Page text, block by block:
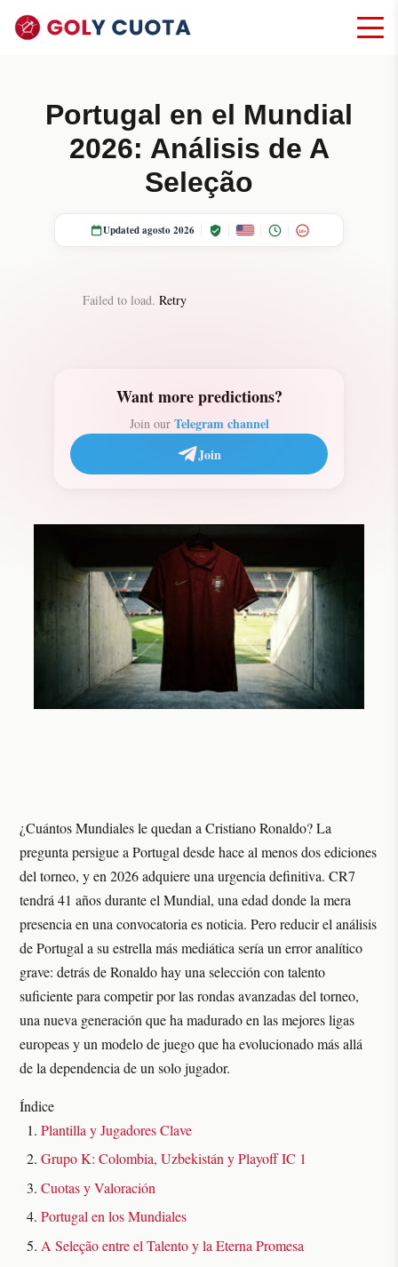
Portugal en el Mundial
2026: Análisis de A
Seleção
Updated agosto 2026 18+
Failed to load. Retry
Want more predictions?
Join our Telegram channel
Join
¿Cuántos Mundiales le quedan a Cristiano Ronaldo? La
pregunta persigue a Portugal desde hace al menos dos ediciones
del torneo, y en 2026 adquiere una urgencia definitiva. CR7
tendrá 41 años durante el Mundial, una edad donde la mera
presencia en una convocatoria es noticia. Pero reducir el análisis
de Portugal a su estrella más mediática sería un error analítico
grave: detrás de Ronaldo hay una selección con talento
suficiente para competir por las rondas avanzadas del torneo,
una nueva generación que ha madurado en las mejores ligas
europeas y un modelo de juego que ha evolucionado más allá
de la dependencia de un solo jugador.
Índice
Plantilla y Jugadores Clave
Grupo K: Colombia, Uzbekistán y Playoff IC 1
Cuotas y Valoración
Portugal en los Mundiales
A Seleção entre el Talento y la Eterna Promesa